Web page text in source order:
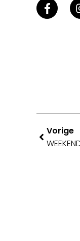
Vorige